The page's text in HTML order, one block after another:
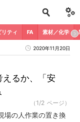
リティ FA 素材／化学
2020年11月20日
るか、「安
（1/2 ページ）
場の人作業の置き換